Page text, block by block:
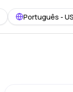
Português -